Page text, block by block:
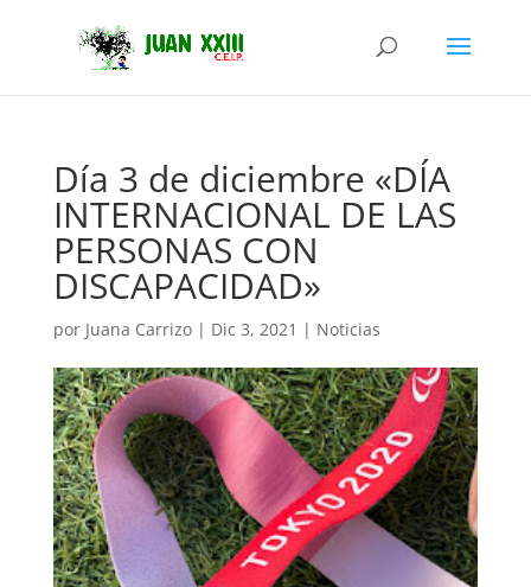
Día 3 de diciembre «DÍA
INTERNACIONAL DE LAS
PERSONAS CON
DISCAPACIDAD»
por Juana Carrizo| Dic 3, 2021 | Noticias